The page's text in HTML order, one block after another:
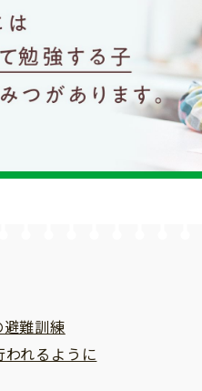
難訓練
れるように